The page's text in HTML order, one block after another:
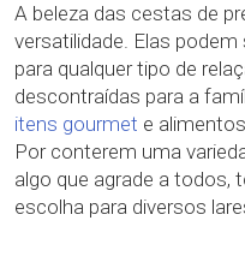
A beleza das cestas de
versatilidade. Elas
para qualquer tipo de
descontraídas para a
itens gourmet e
Por conterem uma
algo que agrade a todos,
escolha para diversos